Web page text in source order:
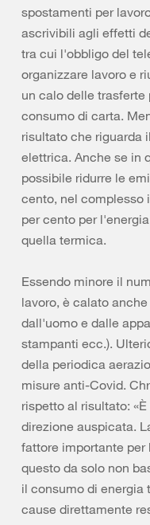
spostamenti per
ascrivibili agli effetti
tra cui l'obbligo del
organizzare lavoro e
un calo delle
consumo di carta.
risultato che riguarda
elettrica. Anche se in
possibile ridurre le
cento, nel complesso
per cento per
quella termica.
Essendo minore il
lavoro, è calato
dall'uomo e dalle
stampanti ecc.).
della periodica
misure anti-Covid.
rispetto al risultato:
direzione auspicata.
fattore importante
questo da solo non
il consumo di energia
cause direttamente